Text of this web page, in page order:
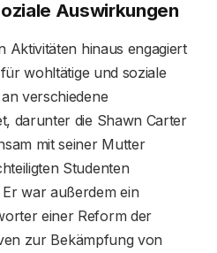
Auswirkungen
Aktivitäten hinaus engagiert
wohltätige und soziale
verschiedene
darunter die Shawn Carter
mit seiner Mutter
Studenten
war außerdem ein
einer Reform der
zur Bekämpfung von